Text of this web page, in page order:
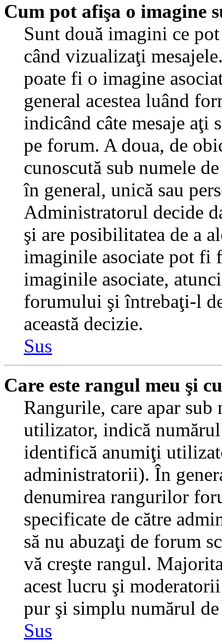
Cum pot afişa o imagine
Sunt două imagini ce
când vizualizaţi
poate fi o imagine
general acestea luând
indicând câte mesaje aţi
pe forum. A doua, de
cunoscută sub numele
în general, unică sau
Administratorul decide
şi are posibilitatea de a
imaginile asociate pot fi
imaginile asociate,
forumului şi întrebaţi-l
această decizie.
Sus
Care este rangul meu şi
Rangurile, care apar sub
utilizator, indică numărul
identifică anumiţi
administratorii). În
denumirea rangurilor
specificate de către
să nu abuzaţi de forum
vă creşte rangul.
acest lucru şi
pur şi simplu numărul de
Sus